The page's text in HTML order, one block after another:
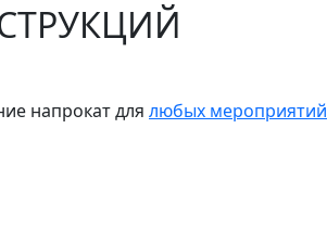
напрокат для любых мероприятий